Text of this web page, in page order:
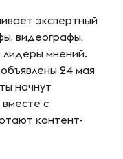
экспертный
видеографы,
мнений.
24 мая
начнут
с
контент-